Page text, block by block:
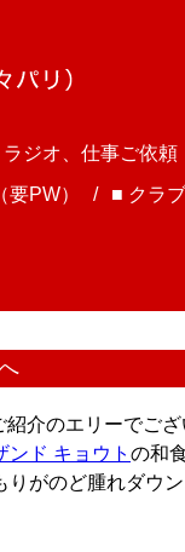
ジオ、仕事ご依頼
PW） ■ クラ
介のエリーでござ
ンド キョウト の和
がのど腫れダウ